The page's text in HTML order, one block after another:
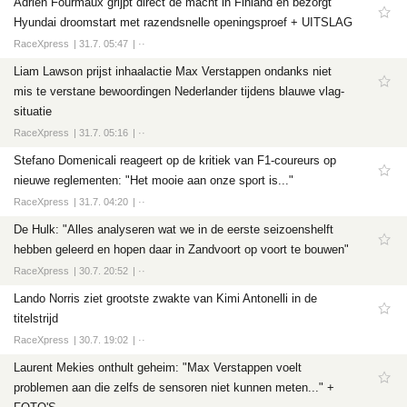
Hyundai droomstart met razendsnelle openingsproef + UITSLAG
RaceXpress 31.7. 05:47 ··
Liam Lawson prijst inhaalactie Max Verstappen ondanks niet
mis te verstane bewoordingen Nederlander tijdens blauwe vlag-
situatie
RaceXpress 31.7. 05:16 ··
Stefano Domenicali reageert op de kritiek van F1-coureurs op
nieuwe reglementen: "Het mooie aan onze sport is..."
RaceXpress 31.7. 04:20 ··
De Hulk: "Alles analyseren wat we in de eerste seizoenshelft
hebben geleerd en hopen daar in Zandvoort op voort te bouwen"
RaceXpress 30.7. 20:52 ··
Lando Norris ziet grootste zwakte van Kimi Antonelli in de
titelstrijd
RaceXpress 30.7. 19:02 ··
Laurent Mekies onthult geheim: "Max Verstappen voelt
problemen aan die zelfs de sensoren niet kunnen meten..." +